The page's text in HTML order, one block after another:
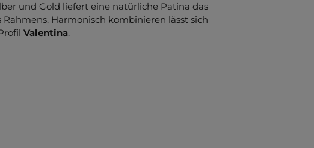
und Gold liefert eine natürliche Patina das
Harmonisch kombinieren lässt sich
Valentina.